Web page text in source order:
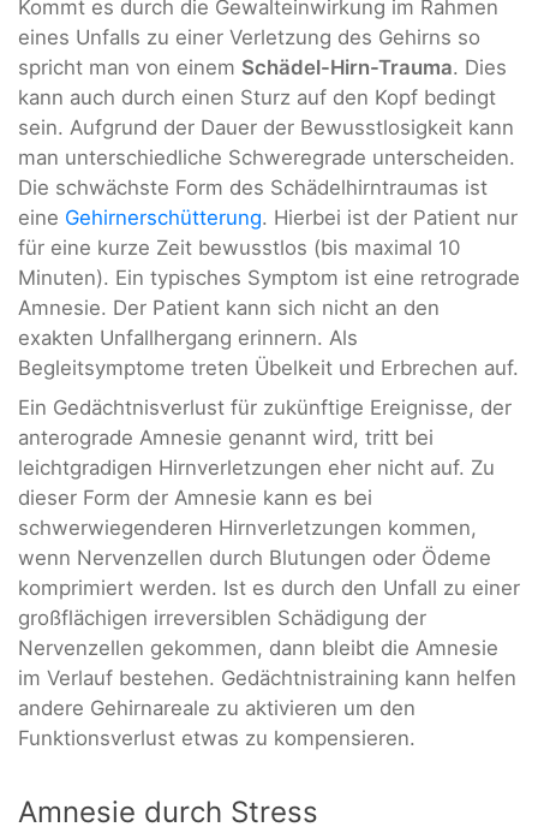
Kommt es durch die Gewalteinwirkung im Rahmen
eines Unfalls zu einer Verletzung des Gehirns so
spricht man von einem Schädel-Hirn-Trauma. Dies
kann auch durch einen Sturz auf den Kopf bedingt
sein. Aufgrund der Dauer der Bewusstlosigkeit kann
man unterschiedliche Schweregrade unterscheiden.
Die schwächste Form des Schädelhirntraumas ist
eine Gehirnerschütterung. Hierbei ist der Patient nur
für eine kurze Zeit bewusstlos (bis maximal 10
Minuten). Ein typisches Symptom ist eine retrograde
Amnesie. Der Patient kann sich nicht an den
exakten Unfallhergang erinnern. Als
Begleitsymptome treten Übelkeit und Erbrechen auf.
Ein Gedächtnisverlust für zukünftige Ereignisse, der
anterograde Amnesie genannt wird, tritt bei
leichtgradigen Hirnverletzungen eher nicht auf. Zu
dieser Form der Amnesie kann es bei
schwerwiegenderen Hirnverletzungen kommen,
wenn Nervenzellen durch Blutungen oder Ödeme
komprimiert werden. Ist es durch den Unfall zu einer
großflächigen irreversiblen Schädigung der
Nervenzellen gekommen, dann bleibt die Amnesie
im Verlauf bestehen. Gedächtnistraining kann helfen
andere Gehirnareale zu aktivieren um den
Funktionsverlust etwas zu kompensieren.
Amnesie durch Stress